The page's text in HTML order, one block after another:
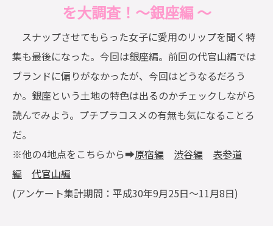
を大調査！～銀座編 ～
スナップさせてもらった女子に愛用のリップを聞く特
集も最後になった。今回は銀座編。前回の代官山編では
ブランドに偏りがなかったが、今回はどうなるだろう
か。銀座という土地の特色は出るのかチェックしながら
読んでみよう。プチプラコスメの有無も気になることろ
だ。
※他の4地点をこちらから➡原宿編 渋谷編
表参道
編
代官山編
(アンケート集計期間：平成30年9月25日～11月8日)